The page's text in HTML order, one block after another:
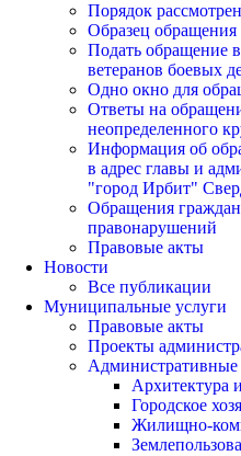
Порядок
Образец обращения
Подать обращение
ветеранов боевых
Одно окно для
Ответы на
неопределенного
Информация об
в адрес главы и
"город Ирбит"
Обращения
правонарушений
Правовые акты
Новости
Все публикации
Муниципальные услуги
Правовые акты
Проекты
Административные
Архитектура
Городское
Жилищно-